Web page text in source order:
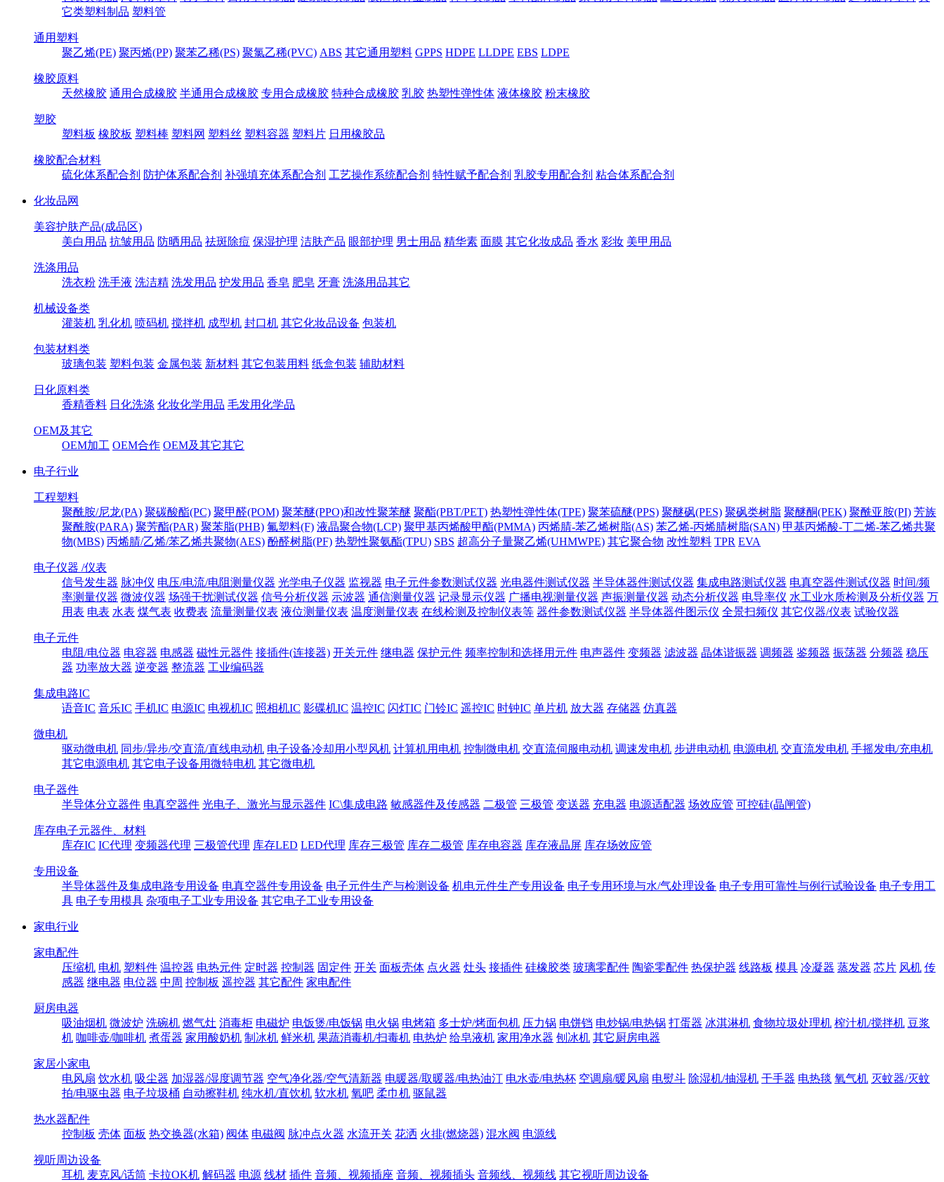
它类塑料制品 塑料管
通用塑料
聚乙烯(PE) 聚丙烯(PP) 聚苯乙稀(PS) 聚氯乙稀(PVC) ABS 其它通用塑料 GPPS HDPE LLDPE EBS LDPE
橡胶原料
天然橡胶 通用合成橡胶 半通用合成橡胶 专用合成橡胶 特种合成橡胶 乳胶 热塑性弹性体 液体橡胶 粉末橡胶
塑胶
塑料板 橡胶板 塑料棒 塑料网 塑料丝 塑料容器 塑料片 日用橡胶品
橡胶配合材料
硫化体系配合剂 防护体系配合剂 补强填充体系配合剂 工艺操作系统配合剂 特性赋予配合剂 乳胶专用配合剂 粘合体系配合剂
化妆品网
美容护肤产品(成品区)
美白用品 抗皱用品 防晒用品 祛斑除痘 保湿护理 洁肤产品 眼部护理 男士用品 精华素 面膜 其它化妆成品 香水 彩妆 美甲用品
洗涤用品
洗衣粉 洗手液 洗洁精 洗发用品 护发用品 香皂 肥皂 牙膏 洗涤用品其它
机械设备类
灌装机 乳化机 喷码机 搅拌机 成型机 封口机 其它化妆品设备 包装机
包装材料类
玻璃包装 塑料包装 金属包装 新材料 其它包装用料 纸盒包装 辅助材料
日化原料类
香精香料 日化洗涤 化妆化学用品 毛发用化学品
OEM及其它
OEM加工 OEM合作 OEM及其它其它
电子行业
工程塑料
聚酰胺/尼龙(PA) 聚碳酸酯(PC) 聚甲醛(POM) 聚苯醚(PPO)和改性聚苯醚 聚酯(PBT/PET) 热塑性弹性体(TPE) 聚苯硫醚(PPS) 聚醚砜(PES) 聚砜类树脂 聚醚酮(PEK) 聚酰亚胺(PI) 芳族
聚酰胺(PARA) 聚芳酯(PAR) 聚苯脂(PHB) 氟塑料(F) 液晶聚合物(LCP) 聚甲基丙烯酸甲酯(PMMA) 丙烯腈-苯乙烯树脂(AS) 苯乙烯-丙烯腈树脂(SAN) 甲基丙烯酸-丁二烯-苯乙烯共聚
物(MBS) 丙烯腈/乙烯/苯乙烯共聚物(AES) 酚醛树脂(PF) 热塑性聚氨酯(TPU) SBS 超高分子量聚乙烯(UHMWPE) 其它聚合物 改性塑料 TPR EVA
电子仪器 /仪表
信号发生器 脉冲仪 电压/电流/电阻测量仪器 光学电子仪器 监视器 电子元件参数测试仪器 光电器件测试仪器 半导体器件测试仪器 集成电路测试仪器 电真空器件测试仪器 时间/频
率测量仪器 微波仪器 场强干扰测试仪器 信号分析仪器 示波器 通信测量仪器 记录显示仪器 广播电视测量仪器 声振测量仪器 动态分析仪器 电导率仪 水工业水质检测及分析仪器 万
用表 电表 水表 煤气表 收费表 流量测量仪表 液位测量仪表 温度测量仪表 在线检测及控制仪表等 器件参数测试仪器 半导体器件图示仪 全景扫频仪 其它仪器/仪表 试验仪器
电子元件
电阻/电位器 电容器 电感器 磁性元器件 接插件(连接器) 开关元件 继电器 保护元件 频率控制和选择用元件 电声器件 变频器 滤波器 晶体谐振器 调频器 鉴频器 振荡器 分频器 稳压
器 功率放大器 逆变器 整流器 工业编码器
集成电路IC
语音IC 音乐IC 手机IC 电源IC 电视机IC 照相机IC 影碟机IC 温控IC 闪灯IC 门铃IC 遥控IC 时钟IC 单片机 放大器 存储器 仿真器
微电机
驱动微电机 同步/异步/交直流/直线电动机 电子设备冷却用小型风机 计算机用电机 控制微电机 交直流伺服电动机 调速发电机 步进电动机 电源电机 交直流发电机 手摇发电/充电机
其它电源电机 其它电子设备用微特电机 其它微电机
电子器件
半导体分立器件 电真空器件 光电子、激光与显示器件 IC\集成电路 敏感器件及传感器 二极管 三极管 变送器 充电器 电源适配器 场效应管 可控硅(晶闸管)
库存电子元器件、材料
库存IC IC代理 变频器代理 三极管代理 库存LED LED代理 库存三极管 库存二极管 库存电容器 库存液晶屏 库存场效应管
专用设备
半导体器件及集成电路专用设备 电真空器件专用设备 电子元件生产与检测设备 机电元件生产专用设备 电子专用环境与水/气处理设备 电子专用可靠性与例行试验设备 电子专用工
具 电子专用模具 杂项电子工业专用设备 其它电子工业专用设备
家电行业
家电配件
压缩机 电机 塑料件 温控器 电热元件 定时器 控制器 固定件 开关 面板壳体 点火器 灶头 接插件 硅橡胶类 玻璃零配件 陶瓷零配件 热保护器 线路板 模具 冷凝器 蒸发器 芯片 风机 传
感器 继电器 电位器 中周 控制板 遥控器 其它配件 家电配件
厨房电器
吸油烟机 微波炉 洗碗机 燃气灶 消毒柜 电磁炉 电饭煲/电饭锅 电火锅 电烤箱 多士炉/烤面包机 压力锅 电饼铛 电炒锅/电热锅 打蛋器 冰淇淋机 食物垃圾处理机 榨汁机/搅拌机 豆浆
机 咖啡壶/咖啡机 煮蛋器 家用酸奶机 制冰机 鲜米机 果蔬消毒机/扫毒机 电热炉 给皂液机 家用净水器 刨冰机 其它厨房电器
家居小家电
电风扇 饮水机 吸尘器 加湿器/湿度调节器 空气净化器/空气清新器 电暖器/取暖器/电热油汀 电水壶/电热杯 空调扇/暖风扇 电熨斗 除湿机/抽湿机 干手器 电热毯 氧气机 灭蚊器/灭蚊
拍/电驱虫器 电子垃圾桶 自动擦鞋机 纯水机/直饮机 软水机 氧吧 柔巾机 驱鼠器
热水器配件
控制板 壳体 面板 热交换器(水箱) 阀体 电磁阀 脉冲点火器 水流开关 花洒 火排(燃烧器) 混水阀 电源线
视听周边设备
耳机 麦克风/话筒 卡拉OK机 解码器 电源 线材 插件 音频、视频插座 音频、视频插头 音频线、视频线 其它视听周边设备